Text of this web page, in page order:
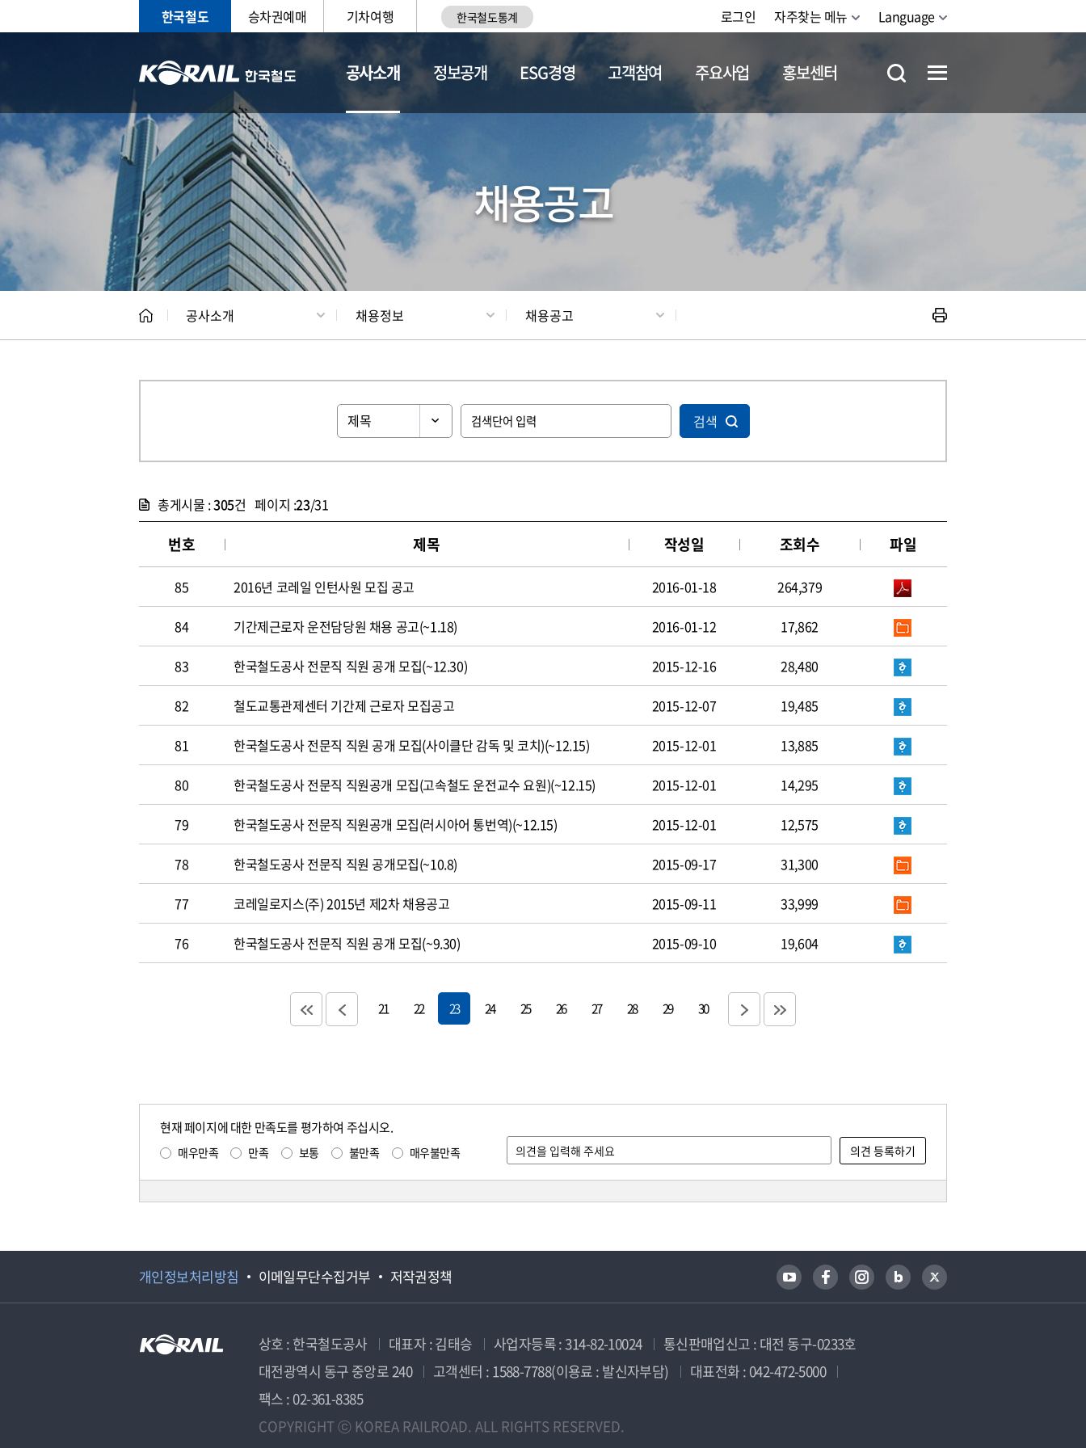
한국철도 승차권예매 기차여행 한국철도통계 로그인 자주찾는 메뉴 Language
공사소개
CEO 일반현황 채용정보
정보공개 ESG경영 고객참여 주요사업 홍보센터
채용공고
공사소개 채용정보 채용공고
검색
총게시물 :305건 페이지 :23/31
번호 제목 작성일 조회수 파일
85 2016년 코레일 인턴사원 모집 공고 2016-01-18 264,379
84 기간제근로자 운전담당원 채용 공고(~1.18) 2016-01-12 17,862
83 한국철도공사 전문직 직원 공개 모집(~12.30) 2015-12-16 28,480
82 철도교통관제센터 기간제 근로자 모집공고 2015-12-07 19,485
81 한국철도공사 전문직 직원 공개 모집(사이클단 감독 및 코치)(~12.15) 2015-12-01 13,885
80 한국철도공사 전문직 직원공개 모집(고속철도 운전교수 요원)(~12.15) 2015-12-01 14,295
79 한국철도공사 전문직 직원공개 모집(러시아어 통번역)(~12.15) 2015-12-01 12,575
78 한국철도공사 전문직 직원 공개모집(~10.8) 2015-09-17 31,300
77 코레일로지스(주) 2015년 제2차 채용공고 2015-09-11 33,999
76 한국철도공사 전문직 직원 공개 모집(~9.30) 2015-09-10 19,604
21 22 23 24 25 26 27 28 29 30
현재 페이지에 대한 만족도를 평가하여 주십시오.
매우만족 만족 보통 불만족 매우불만족
개인정보처리방침 이메일무단수집거부 저작권정책
상호 : 한국철도공사 대표자 : 김태승 사업자등록 : 314-82-10024
통신판매업신고 : 대전 동구-0233호
대전광역시 동구 중앙로 240
고객센터 : 1588-7788(이용료 : 발신자부담)
대표전화 : 042-472-5000
팩스 : 02-361-8385
COPYRIGHT ⓒ KOREA RAILROAD. ALL RIGHTS RESERVED.